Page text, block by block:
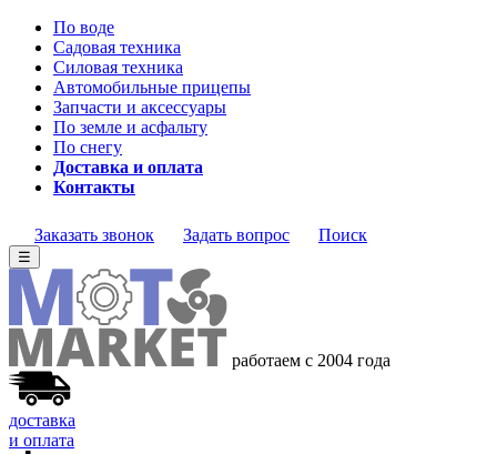
По воде
Садовая техника
Силовая техника
Автомобильные прицепы
Запчасти и аксессуары
По земле и асфальту
По снегу
Доставка и оплата
Контакты
Заказать звонок Задать вопрос Поиск
☰
работаем с 2004 года
доставка
и оплата